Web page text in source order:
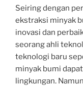
Seiring dengan
ekstraksi minyak
inovasi dan
seorang ahli
teknologi baru
minyak bumi
lingkungan.